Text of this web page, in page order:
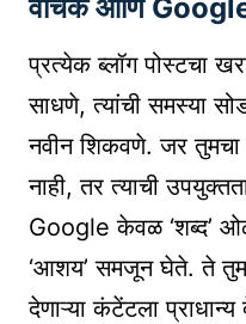
वाचक आणि
प्रत्येक ब्लॉग पोस्टचा
साधणे, त्यांची समस्या
नवीन शिकवणे. जर तुमचा
नाही, तर त्याची
Google केवळ ‘शब्द’
‘आशय’ समजून घेते. ते
देणाऱ्या कंटेंटला